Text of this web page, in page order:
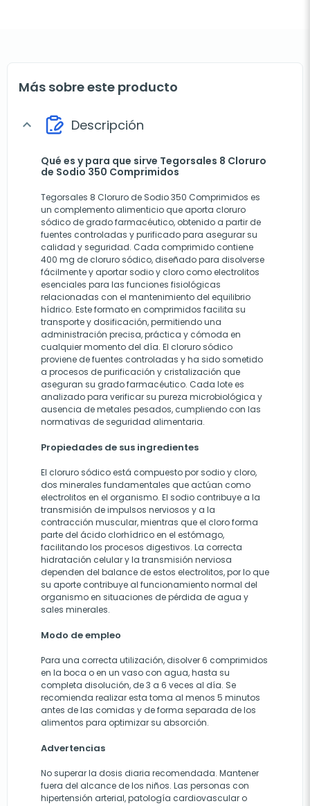
Más sobre este producto
expand_more Descripción
Qué es y para que sirve Tegorsales 8 Cloruro
de Sodio 350 Comprimidos
Tegorsales 8 Cloruro de Sodio 350 Comprimidos es
un complemento alimenticio que aporta cloruro
sódico de grado farmacéutico, obtenido a partir de
fuentes controladas y purificado para asegurar su
calidad y seguridad. Cada comprimido contiene
400 mg de cloruro sódico, diseñado para disolverse
fácilmente y aportar sodio y cloro como electrolitos
esenciales para las funciones fisiológicas
relacionadas con el mantenimiento del equilibrio
hídrico. Este formato en comprimidos facilita su
transporte y dosificación, permitiendo una
administración precisa, práctica y cómoda en
cualquier momento del día. El cloruro sódico
proviene de fuentes controladas y ha sido sometido
a procesos de purificación y cristalización que
aseguran su grado farmacéutico. Cada lote es
analizado para verificar su pureza microbiológica y
ausencia de metales pesados, cumpliendo con las
normativas de seguridad alimentaria.
Propiedades de sus ingredientes
El cloruro sódico está compuesto por sodio y cloro,
dos minerales fundamentales que actúan como
electrolitos en el organismo. El sodio contribuye a la
transmisión de impulsos nerviosos y a la
contracción muscular, mientras que el cloro forma
parte del ácido clorhídrico en el estómago,
facilitando los procesos digestivos. La correcta
hidratación celular y la transmisión nerviosa
dependen del balance de estos electrolitos, por lo que
su aporte contribuye al funcionamiento normal del
organismo en situaciones de pérdida de agua y
sales minerales.
Modo de empleo
Para una correcta utilización, disolver 6 comprimidos
en la boca o en un vaso con agua, hasta su
completa disolución, de 3 a 6 veces al día. Se
recomienda realizar esta toma al menos 5 minutos
antes de las comidas y de forma separada de los
alimentos para optimizar su absorción.
Advertencias
No superar la dosis diaria recomendada. Mantener
fuera del alcance de los niños. Las personas con
hipertensión arterial, patología cardiovascular o